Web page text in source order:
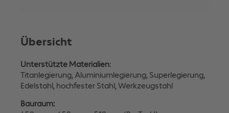
Übersicht
Unterstützte Materialien:
Titanlegierung, Aluminiumlegierung, Superlegierung,
Edelstahl, hochfester Stahl, Werkzeugstahl
Bauraum: